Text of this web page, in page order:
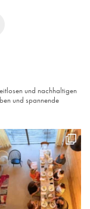
und nachhaltigen
und spannende